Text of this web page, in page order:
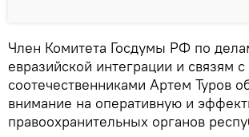
Член Комитета Госдумы РФ по
евразийской интеграции и связям с
соотечественниками Артем Туров
внимание на оперативную и
правоохранительных органов